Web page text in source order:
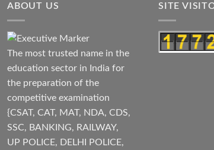
ABOUT US
The most trusted name in the
education sector in India for
the preparation of the
competitive examination
{CSAT, CAT, MAT, NDA, CDS,
SSC, BANKING, RAILWAY,
UP POLICE, DELHI POLICE,
SITE